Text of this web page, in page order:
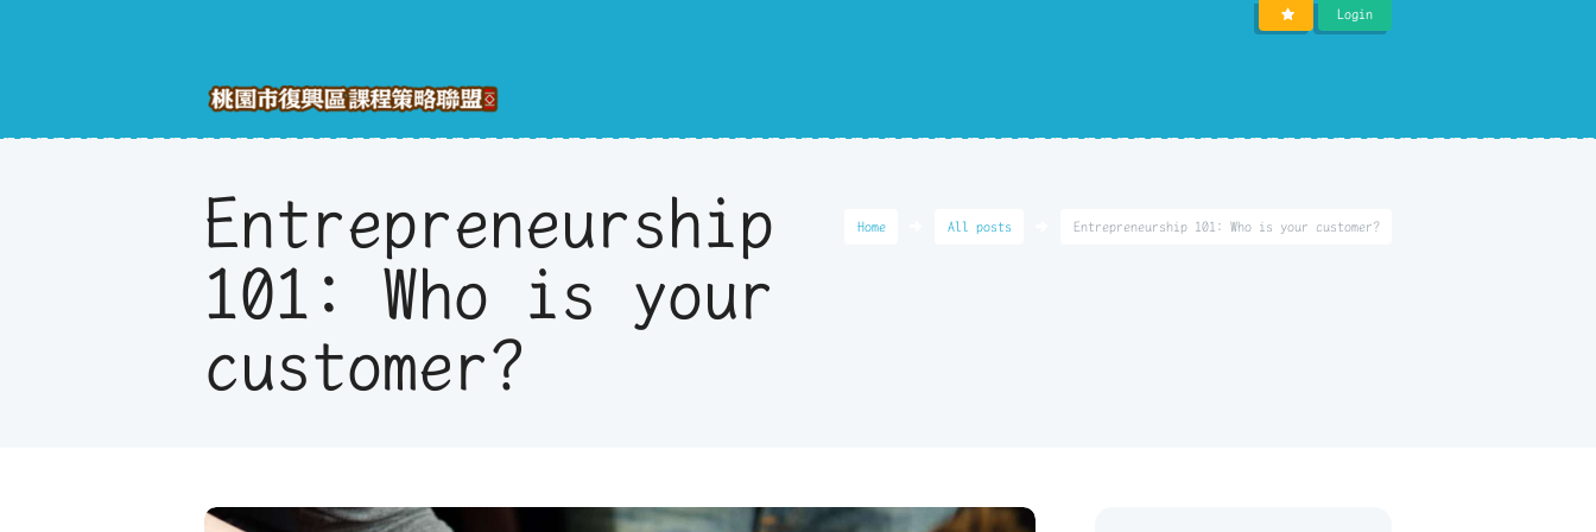
Login
Home All posts Entrepreneurship 101: Who is your customer?
Entrepreneurship
101: Who is your
customer?